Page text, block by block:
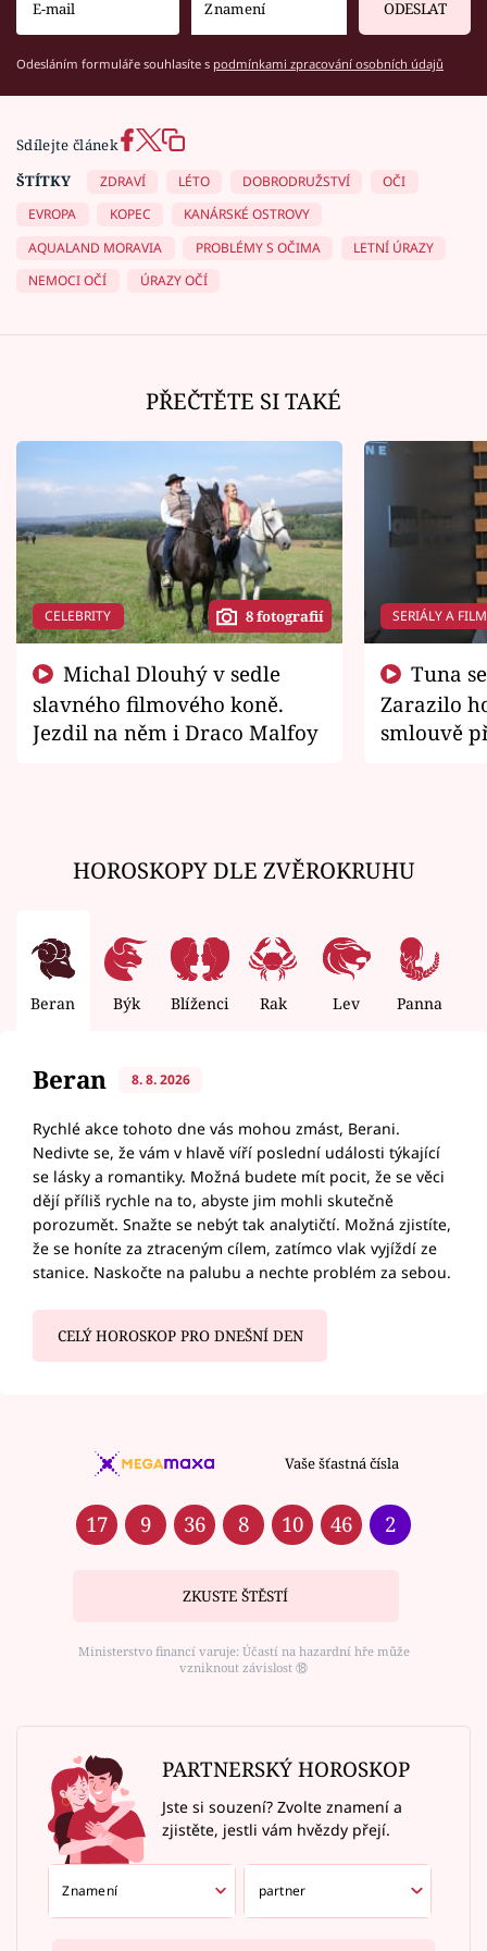
ODESLAT
Odesláním formuláře souhlasíte s podmínkami zpracování osobních údajů
Sdílejte článek
ŠTÍTKY
ZDRAVÍ LÉTO DOBRODRUŽSTVÍ
OČI
EVROPA
KOPEC
KANÁRSKÉ OSTROVY
AQUALAND MORAVIA
PROBLÉMY S OČIMA
LETNÍ ÚRAZY
NEMOCI OČÍ
ÚRAZY OČÍ
PŘEČTĚTE SI TAKÉ
CELEBRITY 8 fotografií
slavného filmového koně.
Jezdil na něm i Draco Malfoy
SERIÁLY A
Zarazilo
smlouvě
HOROSKOPY DLE ZVĚROKRUHU
Beran Býk Blíženci Rak Lev Panna
Beran 8. 8. 2026
Rychlé akce tohoto dne vás mohou zmást, Berani.
Nedivte se, že vám v hlavě víří poslední události týkající
se lásky a romantiky. Možná budete mít pocit, že se věci
dějí příliš rychle na to, abyste jim mohli skutečně
porozumět. Snažte se nebýt tak analytičtí. Možná zjistíte,
že se honíte za ztraceným cílem, zatímco vlak vyjíždí ze
stanice. Naskočte na palubu a nechte problém za sebou.
CELÝ HOROSKOP PRO DNEŠNÍ DEN
Vaše šťastná čísla
17 9 36 8 10 46 2
ZKUSTE ŠTĚSTÍ
Ministerstvo financí varuje: Účastí na hazardní hře může
vzniknout závislost ⑱
PARTNERSKÝ HOROSKOP
Jste si souzení? Zvolte znamení a
zjistěte, jestli vám hvězdy přejí.